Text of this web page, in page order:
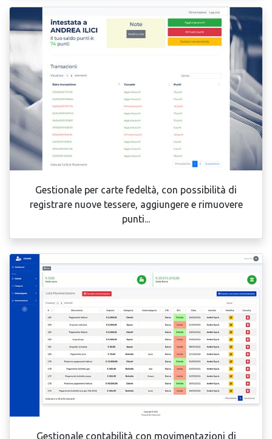
Gestionale per carte fedeltà, con possibilità di
registrare nuove tessere, aggiungere e rimuovere
punti...
Gestionale contabilità con movimentazioni di